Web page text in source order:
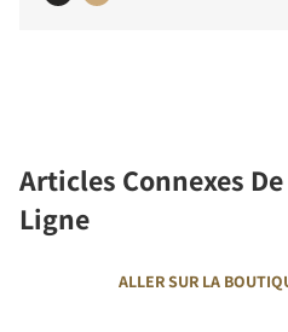
Articles Connexes
Ligne
ALLER SUR LA